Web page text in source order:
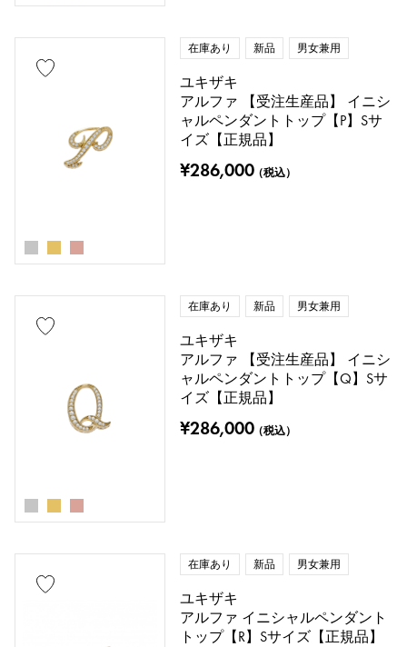
在庫あり 新品 男女兼用
ユキザキ
アルファ 【受注生産品】 イニシ
ャルペンダントトップ【P】Sサ
イズ【正規品】
¥286,000（税込）
在庫あり 新品 男女兼用
ユキザキ
アルファ 【受注生産品】 イニシ
ャルペンダントトップ【Q】Sサ
イズ【正規品】
¥286,000（税込）
在庫あり 新品 男女兼用
ユキザキ
アルファ イニシャルペンダント
トップ【R】Sサイズ【正規品】